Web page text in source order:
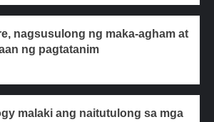
nagsusulong ng maka-agham at
ng pagtatanim
malaki ang naitutulong sa mga